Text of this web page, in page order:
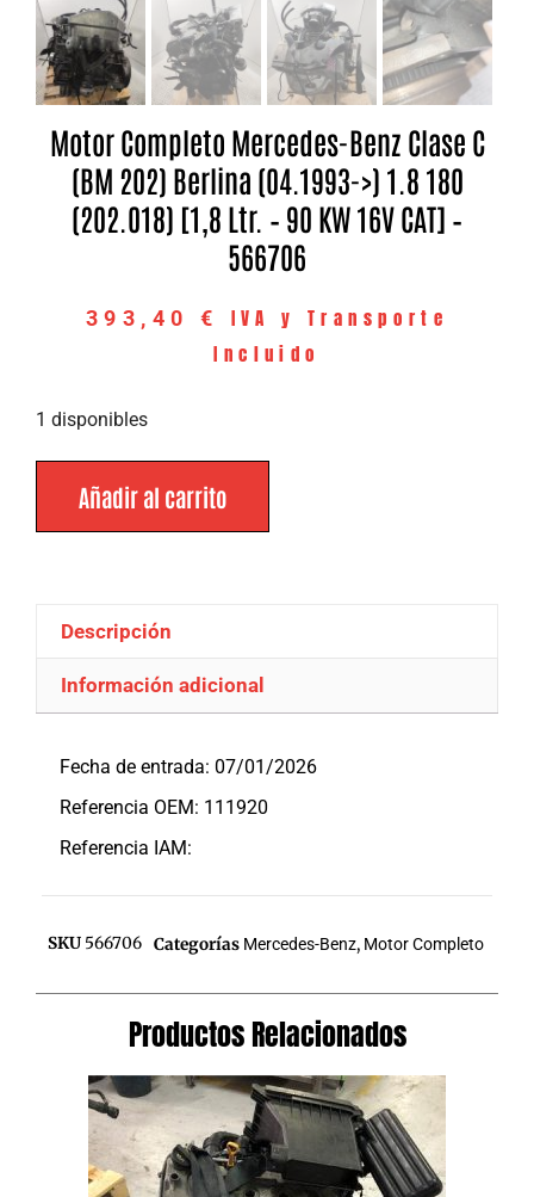
Motor Completo Mercedes-Benz Clase C
(BM 202) Berlina (04.1993->) 1.8 180
(202.018) [1,8 Ltr. – 90 KW 16V CAT] –
566706
393,40 €
IVA y Transporte
Incluido
1 disponibles
Añadir al carrito
Descripción
Información adicional
Fecha de entrada: 07/01/2026
Referencia OEM: 111920
Referencia IAM:
SKU 566706 Categorías Mercedes-Benz, Motor Completo
Productos Relacionados